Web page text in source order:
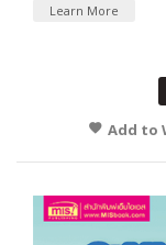
Learn More
Add to